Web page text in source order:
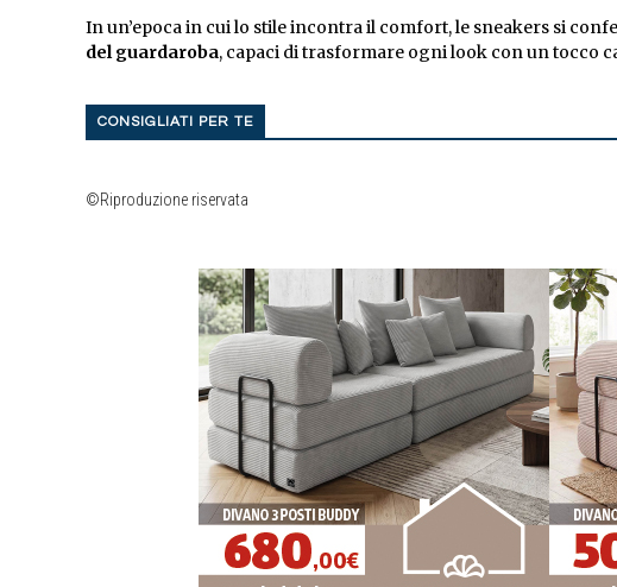
In un’epoca in cui lo stile incontra il comfort, le sneakers si
del guardaroba, capaci di trasformare ogni look con un tocco
CONSIGLIATI PER TE
©Riproduzione riservata